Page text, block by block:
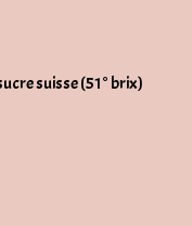
suisse (51° brix)